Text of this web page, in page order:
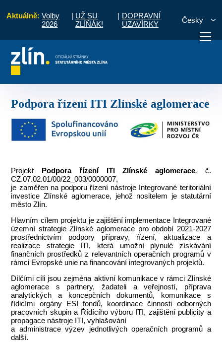
Aktuálně: Volby
2026
| UŽ SU
ZLÍŇÁK!
| DOPRAVNÍ
UZAVÍRKY
Česky
vyřídit Potřebuji zaplatit
Podpora řízení ITI Zlínské aglomerace
Projekt Podpora řízení ITI Zlínské aglomerace, č.
CZ.07.02.01/00/22_003/0000007,
je zaměřen na podporu řízení nástroje Integrované teritoriální
investice Zlínské aglomerace, jehož nositelem je statutární
město Zlín.
Hlavním cílem projektu je zajištění implementace Integrované
územní strategie Zlínské aglomerace pro období 2021-2027
prostřednictvím podpory přípravy, řízení, aktualizace a
realizace strategie ITI, která umožní plynulé získávání
finančních prostředků z relevantních operačních programů v
rámci Evropské unie na financování integrovaných projektů.
Dílčími cíli jsou zejména aktivní komunikace v rámci Zlínské
aglomerace s partnery, žadateli a veřejností, příprava
analytických a koncepčních dokumentů, komunikace s
řídicími orgány ESI fondů, koordinace činnosti odborných
pracovních skupin a Řídícího výboru ITI, zajištění publicity a
propagace nástroje ITI, vyhlašování
a administrace výzev jednotlivých operačních programů a
další.